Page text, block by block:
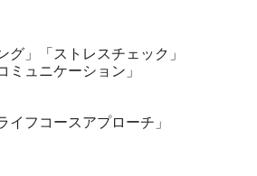
」「ストレスチェック」
ケーション」
フコースアプローチ」